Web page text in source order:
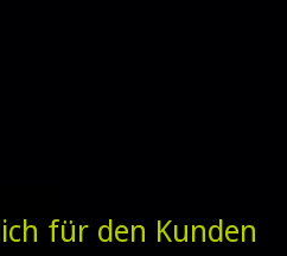
für den Kunden